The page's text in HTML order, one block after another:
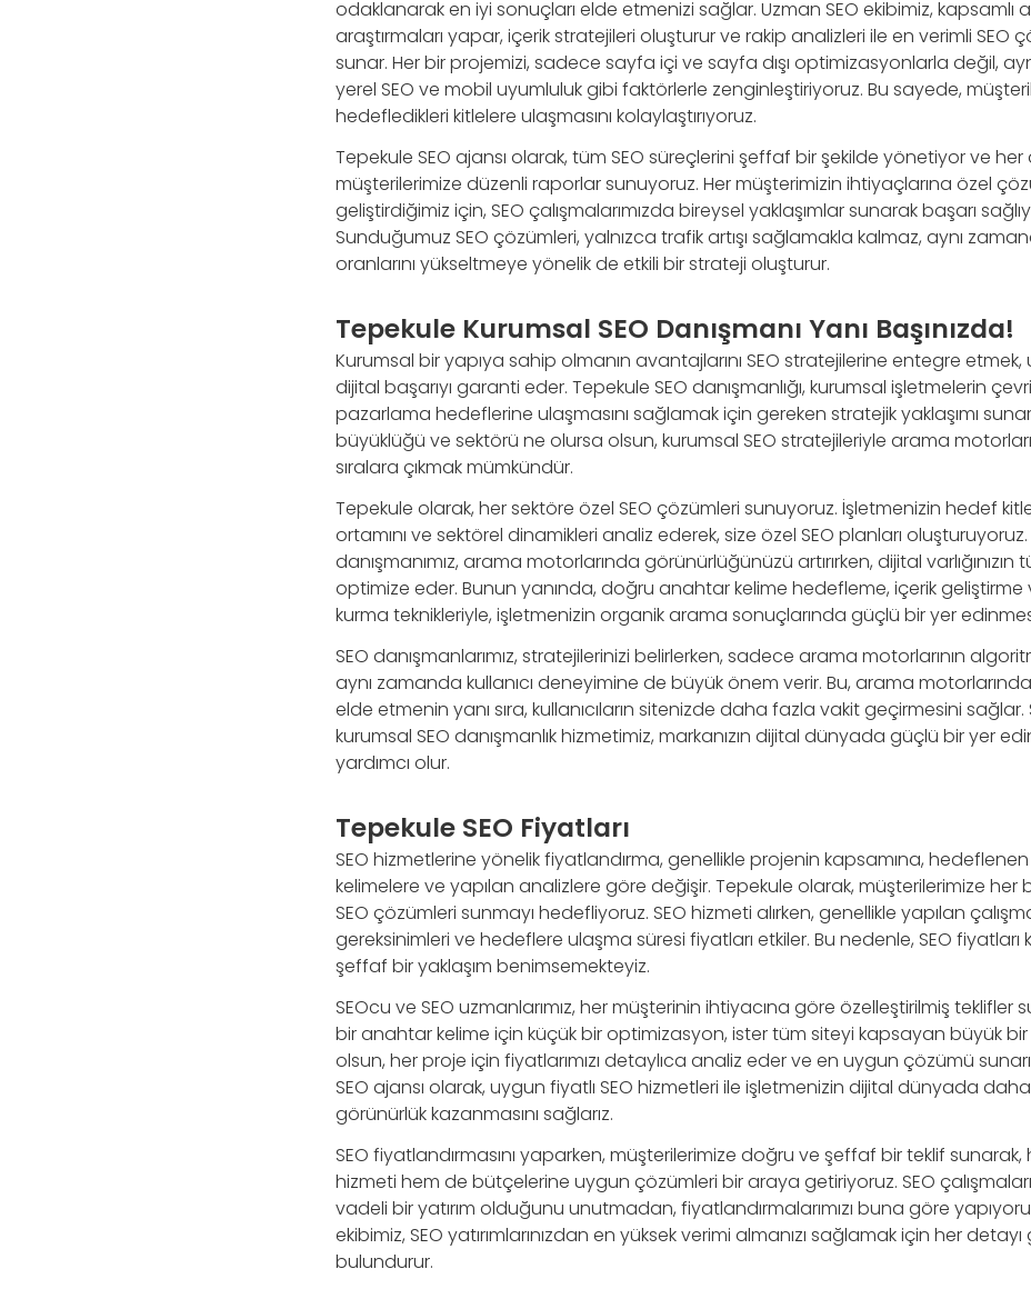
odaklanarak en iyi sonuçları elde etmenizi sağlar. Uzman SEO ekibimiz, kapsamlı
araştırmaları yapar, içerik stratejileri oluşturur ve rakip analizleri ile en verimli SEO
sunar. Her bir projemizi, sadece sayfa içi ve sayfa dışı optimizasyonlarla değil,
yerel SEO ve mobil uyumluluk gibi faktörlerle zenginleştiriyoruz. Bu sayede,
hedefledikleri kitlelere ulaşmasını kolaylaştırıyoruz.
Tepekule SEO ajansı olarak, tüm SEO süreçlerini şeffaf bir şekilde yönetiyor ve
müşterilerimize düzenli raporlar sunuyoruz. Her müşterimizin ihtiyaçlarına özel
geliştirdiğimiz için, SEO çalışmalarımızda bireysel yaklaşımlar sunarak başarı
Sunduğumuz SEO çözümleri, yalnızca trafik artışı sağlamakla kalmaz, aynı
oranlarını yükseltmeye yönelik de etkili bir strateji oluşturur.
Tepekule Kurumsal SEO Danışmanı Yanı Başınızda!
Kurumsal bir yapıya sahip olmanın avantajlarını SEO stratejilerine entegre
dijital başarıyı garanti eder. Tepekule SEO danışmanlığı, kurumsal işletmelerin
pazarlama hedeflerine ulaşmasını sağlamak için gereken stratejik yaklaşımı
büyüklüğü ve sektörü ne olursa olsun, kurumsal SEO stratejileriyle arama
sıralara çıkmak mümkündür.
Tepekule olarak, her sektöre özel SEO çözümleri sunuyoruz. İşletmenizin hedef
ortamını ve sektörel dinamikleri analiz ederek, size özel SEO planları oluşturuyoruz.
danışmanımız, arama motorlarında görünürlüğünüzü artırırken, dijital varlığınızın
optimize eder. Bunun yanında, doğru anahtar kelime hedefleme, içerik geliştirme
kurma teknikleriyle, işletmenizin organik arama sonuçlarında güçlü bir yer
SEO danışmanlarımız, stratejilerinizi belirlerken, sadece arama motorlarının
aynı zamanda kullanıcı deneyimine de büyük önem verir. Bu, arama
elde etmenin yanı sıra, kullanıcıların sitenizde daha fazla vakit geçirmesini
kurumsal SEO danışmanlık hizmetimiz, markanızın dijital dünyada güçlü bir yer
yardımcı olur.
Tepekule SEO Fiyatları
SEO hizmetlerine yönelik fiyatlandırma, genellikle projenin kapsamına,
kelimelere ve yapılan analizlere göre değişir. Tepekule olarak, müşterilerimize
SEO çözümleri sunmayı hedefliyoruz. SEO hizmeti alırken, genellikle yapılan
gereksinimleri ve hedeflere ulaşma süresi fiyatları etkiler. Bu nedenle, SEO
şeffaf bir yaklaşım benimsemekteyiz.
SEOcu ve SEO uzmanlarımız, her müşterinin ihtiyacına göre özelleştirilmiş teklifler
bir anahtar kelime için küçük bir optimizasyon, ister tüm siteyi kapsayan büyük bir
olsun, her proje için fiyatlarımızı detaylıca analiz eder ve en uygun çözümü
SEO ajansı olarak, uygun fiyatlı SEO hizmetleri ile işletmenizin dijital dünyada
görünürlük kazanmasını sağlarız.
SEO fiyatlandırmasını yaparken, müşterilerimize doğru ve şeffaf bir teklif sunarak,
hizmeti hem de bütçelerine uygun çözümleri bir araya getiriyoruz. SEO
vadeli bir yatırım olduğunu unutmadan, fiyatlandırmalarımızı buna göre
ekibimiz, SEO yatırımlarınızdan en yüksek verimi almanızı sağlamak için her
bulundurur.